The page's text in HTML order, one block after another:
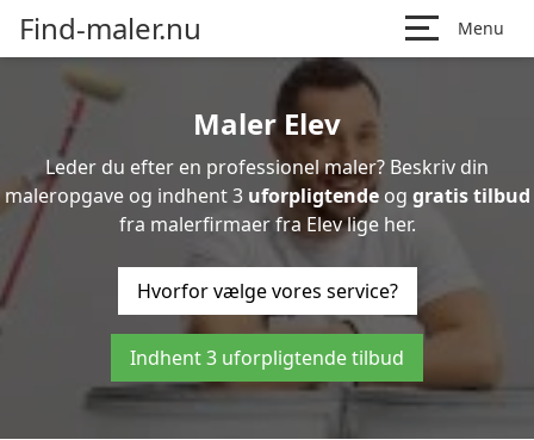
Find-maler.nu Menu
Maler Elev
Leder du efter en professionel maler? Beskriv din
maleropgave og indhent 3 uforpligtendeog gratis tilbud
fra malerfirmaer fra Elev lige her.
Hvorfor vælge vores service?
Indhent 3 uforpligtende tilbud